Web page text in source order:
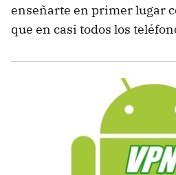
enseñarte en primer lugar
que en casi todos los